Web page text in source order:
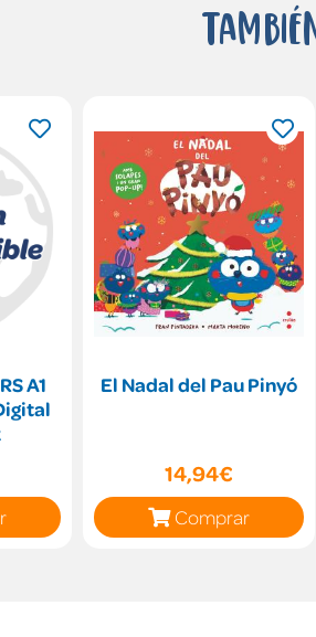
A1
El Nadal del Pau Pinyó
14,94€
Comprar